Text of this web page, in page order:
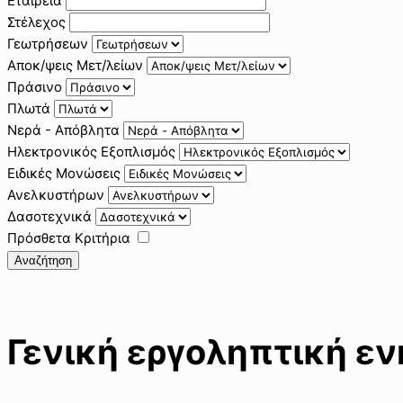
Στέλεχος
Γεωτρήσεων
Αποκ/ψεις Μετ/λείων
Πράσινο
Πλωτά
Νερά - Απόβλητα
Ηλεκτρονικός Εξοπλισμός
Ειδικές Μονώσεις
Ανελκυστήρων
Δασοτεχνικά
Πρόσθετα Κριτήρια
Αναζήτηση
Γενική εργοληπτική